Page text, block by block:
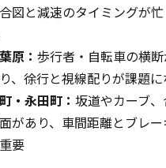
図と減速のタイミングが
原：歩行者・自転車の横
、徐行と視線配りが課題
・永田町：坂道やカーブ
があり、車間距離とブレ
要